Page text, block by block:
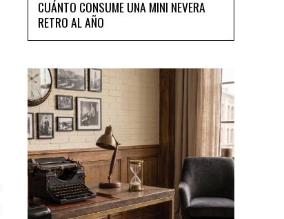
CUÁNTO CONSUME UNA MINI NEVERA
RETRO AL AÑO